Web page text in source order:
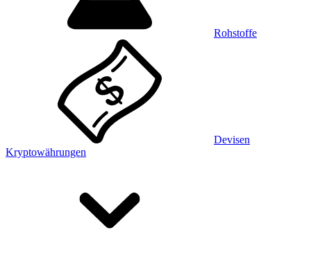
Rohstoffe
Devisen
Kryptowährungen